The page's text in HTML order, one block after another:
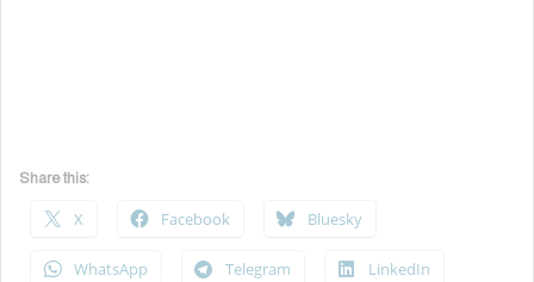
Share this:
X Facebook Bluesky
WhatsApp Telegram LinkedIn